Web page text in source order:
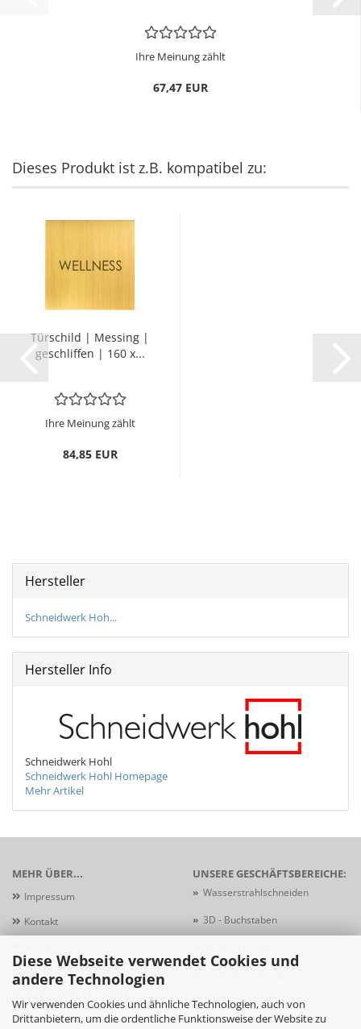
Diese Webseite verwendet Cookies und
andere Technologien
Wir verwenden Cookies und ähnliche Technologien, auch von
Drittanbietern, um die ordentliche Funktionsweise der Website zu
Ihre Meinung zählt
67,47 EUR
Dieses Produkt ist z.B. kompatibel zu:
Tür­schild | Mes­sing |
ge­schlif­fen | 160 x...
Ihre Meinung zählt
84,85 EUR
Hersteller
Schneidwerk Hoh...
Hersteller Info
Schneidwerk Hohl
Schneidwerk Hohl Homepage
Mehr Artikel
MEHR ÜBER...
Impressum
Kontakt
Zahlungsbedingungen
Widerrufsformular
UNSERE GESCHÄFTSBEREICHE:
» Wasserstrahlschneiden
» 3D - Buchstaben
»Schildersysteme